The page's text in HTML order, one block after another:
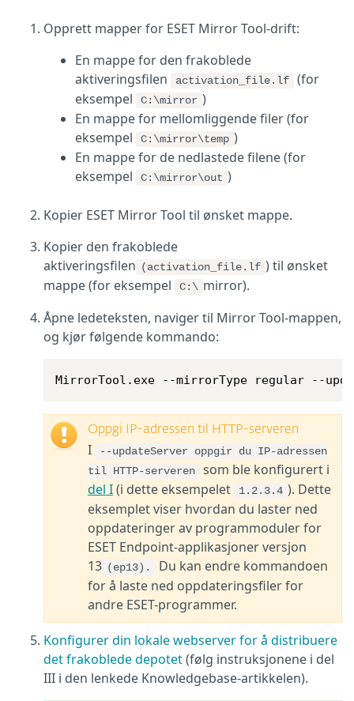
Opprett mapper for ESET Mirror Tool-drift:
En mappe for den frakoblede
aktiveringsfilen
activation_file.lf
(for
eksempel
C:\mirror )
En mappe for mellomliggende filer (for
eksempel
C:\mirror\temp )
En mappe for de nedlastede filene (for
eksempel
C:\mirror\out )
Kopier ESET Mirror Tool til ønsket mappe.
Kopier den frakoblede
aktiveringsfilen (activation_file.lf ) til ønsket
mappe (for eksempel
C:\ mirror).
Åpne ledeteksten, naviger til Mirror Tool-mappen,
og kjør følgende kommando:
MirrorTool.exe --mirrorType regular --
Oppgi IP-adressen til HTTP-serveren
I
--updateServer oppgir du IP-adressen
til HTTP-serveren
som ble konfigurert i
del I(i dette eksempelet 1.2.3.4 ). Dette
eksemplet viser hvordan du laster ned
oppdateringer av programmoduler for
ESET Endpoint-applikasjoner versjon
13 (ep13).
Du kan endre kommandoen
for å laste ned oppdateringsfiler for
andre ESET-programmer.
Konfigurer din lokale webserver for å distribuere
det frakoblede depotet(følg instruksjonene i del
III i den lenkede Knowledgebase-artikkelen).